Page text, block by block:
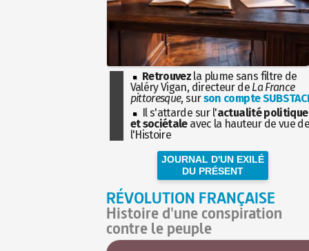
Retrouvez la plume sans filtre de
Valéry Vigan, directeur de La France
pittoresque, surson compte
Il s'attarde sur l'actualité politique
et sociétaleavec la hauteur de vue
l'Histoire
JOURNAL D'UN EXILÉ
DU PRÉSENT
RÉVOLUTION FRANÇAISE
Histoire d'une conspiration
contre le peuple